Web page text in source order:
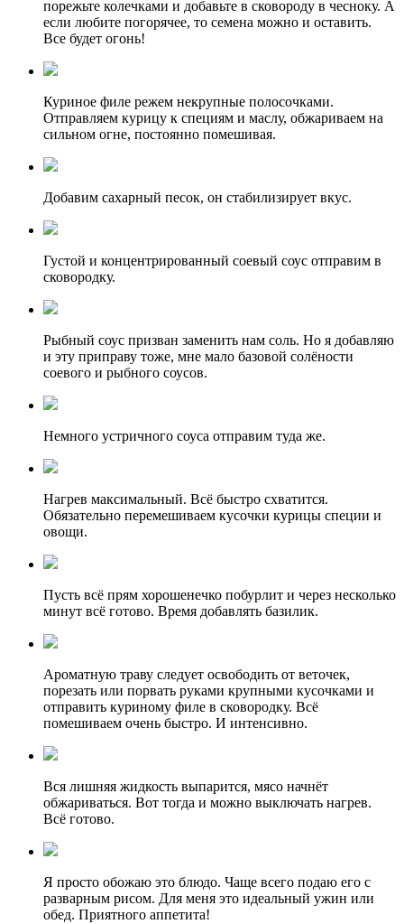
порежьте колечками и добавьте в сковороду в чесноку. А
если любите погорячее, то семена можно и оставить.
Все будет огонь!
Куриное филе режем некрупные полосочками.
Отправляем курицу к специям и маслу, обжариваем на
сильном огне, постоянно помешивая.
Добавим сахарный песок, он стабилизирует вкус.
Густой и концентрированный соевый соус отправим в
сковородку.
Рыбный соус призван заменить нам соль. Но я добавляю
и эту приправу тоже, мне мало базовой солёности
соевого и рыбного соусов.
Немного устричного соуса отправим туда же.
Нагрев максимальный. Всё быстро схватится.
Обязательно перемешиваем кусочки курицы специи и
овощи.
Пусть всё прям хорошенечко побурлит и через несколько
минут всё готово. Время добавлять базилик.
Ароматную траву следует освободить от веточек,
порезать или порвать руками крупными кусочками и
отправить куриному филе в сковородку. Всё
помешиваем очень быстро. И интенсивно.
Вся лишняя жидкость выпарится, мясо начнёт
обжариваться. Вот тогда и можно выключать нагрев.
Всё готово.
Я просто обожаю это блюдо. Чаще всего подаю его с
разварным рисом. Для меня это идеальный ужин или
обед. Приятного аппетита!